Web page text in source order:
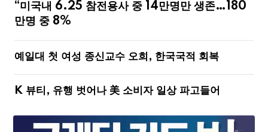
“미국내 6.25 참전용사 중 14만명만 생존…180
만명 중 8%
예일대 첫 여성 종신교수 오희, 한국국적 회복
K 뷰티, 유행 벗어나 美 소비자 일상 파고들어